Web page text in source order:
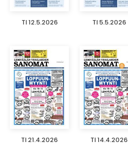
TI 12.5.2026 TI 5.5.2026
TI 21.4.2026 TI 14.4.2026